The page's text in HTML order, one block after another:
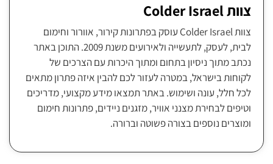
צוות Colder Israel
צוות Colder Israel עוסק בפתרונות קירור, אוורור וחימום
לבית, לעסק, לתעשייה ולאירועים משנת 2009. התוכן באתר
נכתב מתוך ניסיון בתחום ומתוך היכרות עם הצרכים של
לקוחות בישראל, במטרה לעזור לכם להבין איזה פתרון מתאים
לכל חלל, עונה ושימוש. באתר תמצאו מידע מקצועי, מדריכים
וטיפים לבחירת מצנני אוויר, מזגנים ניידים, פתרונות חימום
ומוצרים נוספים בצורה פשוטה וברורה.